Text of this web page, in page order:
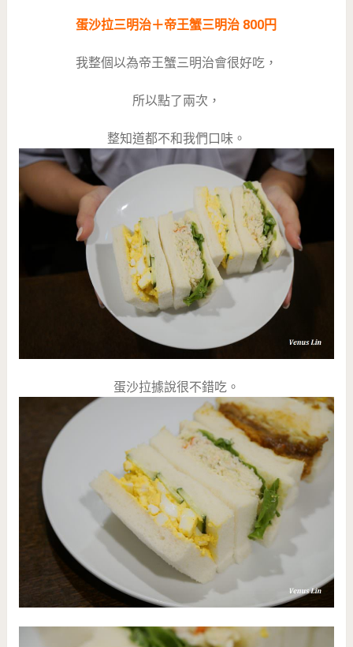
蛋沙拉三明治＋帝王蟹三明治 800円
我整個以為帝王蟹三明治會很好吃，
所以點了兩次，
整知道都不和我們口味。
蛋沙拉據說很不錯吃。